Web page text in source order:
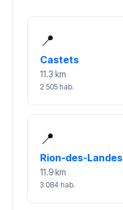
📍
Castets
11.3 km
2 505 hab.
📍
Rion-des-Landes
11.9 km
3 084 hab.